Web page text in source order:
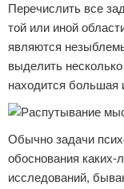
Перечислить все
той или иной
являются
выделить
находится большая
Обычно задачи
обоснования
исследований,